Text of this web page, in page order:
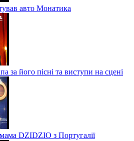
авто Монатика
за його пісні та виступи на сцені
DZIDZIO з Португалії